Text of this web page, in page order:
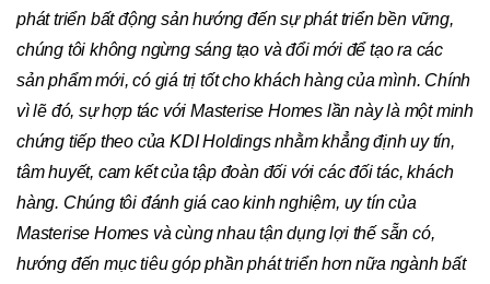
phát triển bất động sản hướng đến sự phát triển bền vững,
chúng tôi không ngừng sáng tạo và đổi mới để tạo ra các
sản phẩm mới, có giá trị tốt cho khách hàng của mình. Chính
vì lẽ đó, sự hợp tác với Masterise Homes lần này là một minh
chứng tiếp theo của KDI Holdings nhằm khẳng định uy tín,
tâm huyết, cam kết của tập đoàn đối với các đối tác, khách
hàng. Chúng tôi đánh giá cao kinh nghiệm, uy tín của
Masterise Homes và cùng nhau tận dụng lợi thế sẵn có,
hướng đến mục tiêu góp phần phát triển hơn nữa ngành bất